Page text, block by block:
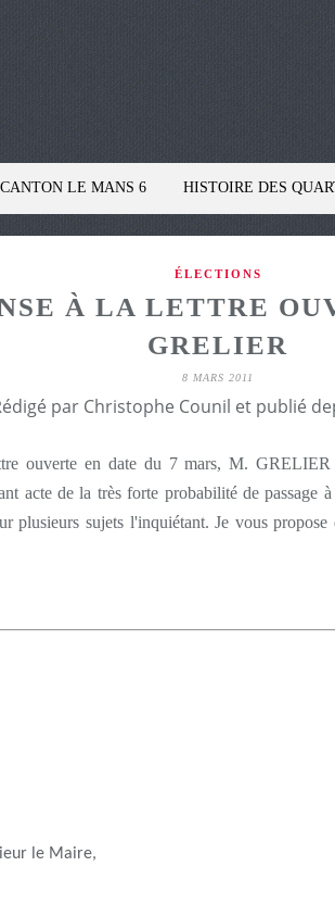
CANTON LE MANS 6 HISTOIRE DES
ÉLECTIONS
À LA LETTRE
GRELIER
8 MARS 2011
par Christophe Counil et publié
ouverte en date du 7 mars, M.
acte de la très forte probabilité de passage
plusieurs sujets l'inquiétant. Je vous propose
le Maire,